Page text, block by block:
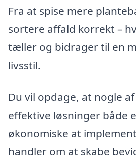
Fra at spise mere
sortere affald korrekt –
tæller og bidrager til en
livsstil.
Du vil opdage, at nogle
effektive løsninger både
økonomiske at
handler om at skabe